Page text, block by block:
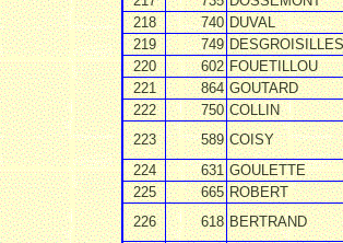
218
740 DUVAL
219
749 DESGROISILLES
220
602 FOUETILLOU
221
864 GOUTARD
222
750 COLLIN
223
589 COISY
224
631 GOULETTE
225
665 ROBERT
226
618 BERTRAND